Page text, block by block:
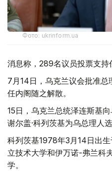
Фото: ukrinform.ua
消息称，289名议员投票支持
7月14日，乌克兰议会批准总
任内阁随之解散。
15日，乌克兰总统泽连斯基
谢尔盖·科列茨基为乌总理人选
科列茨基1978年3月14日出
立技术大学和伊万诺-弗兰科
学。